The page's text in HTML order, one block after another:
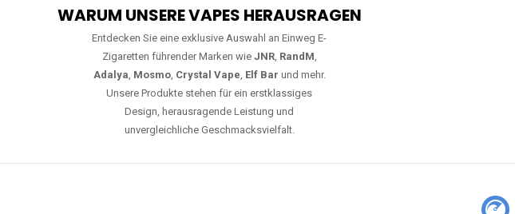
WARUM UNSERE VAPES HERAUSRAGEN
Entdecken Sie eine exklusive Auswahl an Einweg E-
Zigaretten führender Marken wie JNR, RandM,
Adalya, Mosmo, Crystal Vape, Elf Bar und mehr.
Unsere Produkte stehen für ein erstklassiges
Design, herausragende Leistung und
unvergleichliche Geschmacksvielfalt.